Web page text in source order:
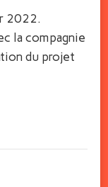
2022.
la compagnie
du projet